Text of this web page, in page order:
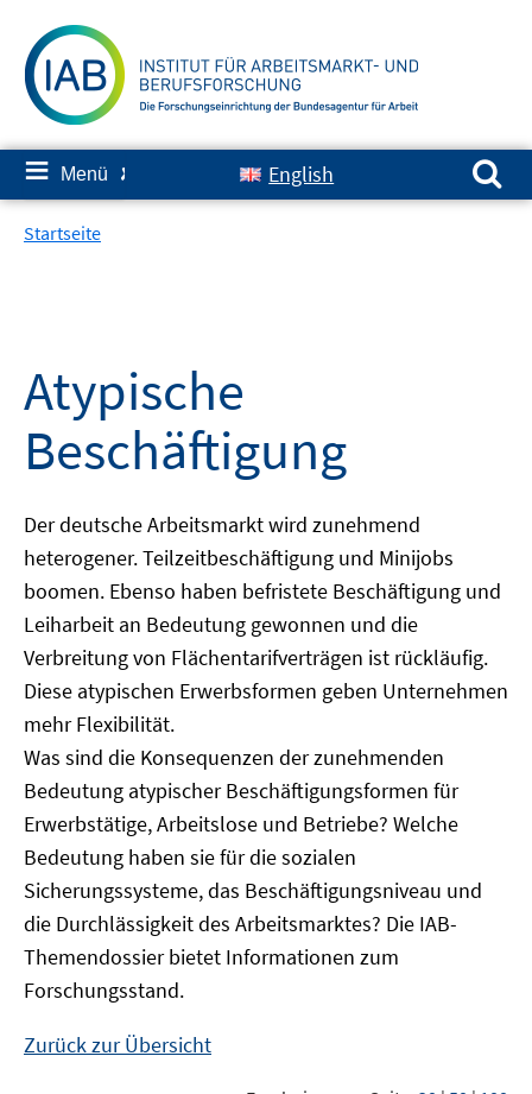
zum
Inhalt
≡ Menü ✘ English
Suchen nach:
Startseite
Atypische
Beschäftigung
Der deutsche Arbeitsmarkt wird zunehmend
heterogener. Teilzeitbeschäftigung und Minijobs
boomen. Ebenso haben befristete Beschäftigung und
Leiharbeit an Bedeutung gewonnen und die
Verbreitung von Flächentarifverträgen ist rückläufig.
Diese atypischen Erwerbsformen geben Unternehmen
mehr Flexibilität.
Was sind die Konsequenzen der zunehmenden
Bedeutung atypischer Beschäftigungsformen für
Erwerbstätige, Arbeitslose und Betriebe? Welche
Bedeutung haben sie für die sozialen
Sicherungssysteme, das Beschäftigungsniveau und
die Durchlässigkeit des Arbeitsmarktes? Die IAB-
Themendossier bietet Informationen zum
Forschungsstand.
Zurück zur Übersicht